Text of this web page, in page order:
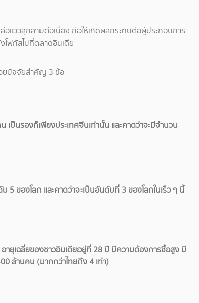
แววลุกลามต่อเนื่อง ก่อให้เกิดผลกระทบต่อผู้ประกอบการ
ฟกัสไปที่ตลาดอินเดีย
ยปัจจัยสำคัญ 3 ข้อ
นรองก็เพียงประเทศจีนเท่านั้น และคาดว่าจะมีจำนวน
ของโลก และคาดว่าจะเป็นอันดับที่ 3 ของโลกในเร็ว ๆ นี้
ยุเฉลี่ยของชาวอินเดียอยู่ที่ 28 ปี มีความต้องการซื้อสูง มี
ล้านคน (มากกว่าไทยถึง 4 เท่า)